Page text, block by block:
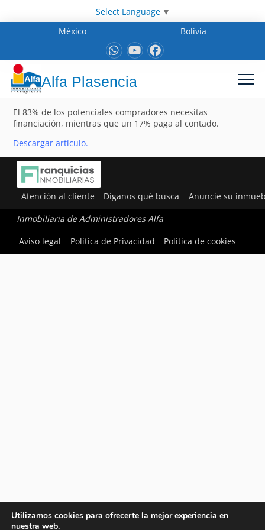
Select Language ▼
México
Bolivia
Alfa Plasencia
El 83% de los potenciales compradores necesitas
financiación, mientras que un 17% paga al contado.
Descargar artículo.
Atención al cliente Díganos qué busca Anuncie su
Inmobiliaria de Administradores Alfa
Aviso legal
Política de Privacidad Política de cookies
Utilizamos cookies para ofrecerte la mejor experiencia en
nuestra web.